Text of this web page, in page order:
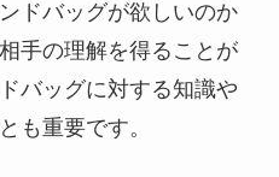
ドバッグが欲しいのか
手の理解を得ることが
バッグに対する知識や
も重要です。